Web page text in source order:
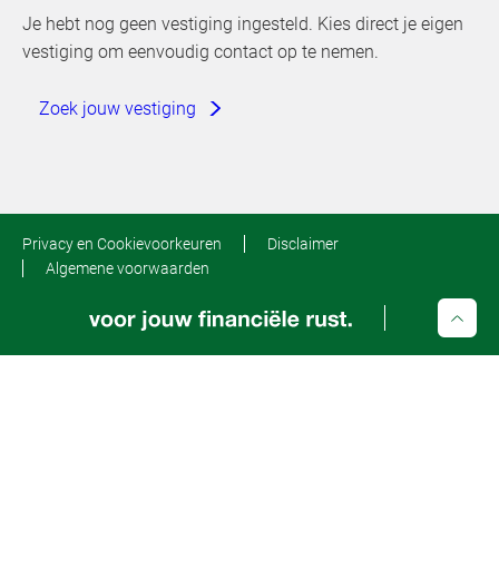
Je hebt nog geen vestiging ingesteld. Kies direct je eigen
vestiging om eenvoudig contact op te nemen.
Zoek jouw vestiging
Privacy en Cookievoorkeuren
Disclaimer
Algemene voorwaarden